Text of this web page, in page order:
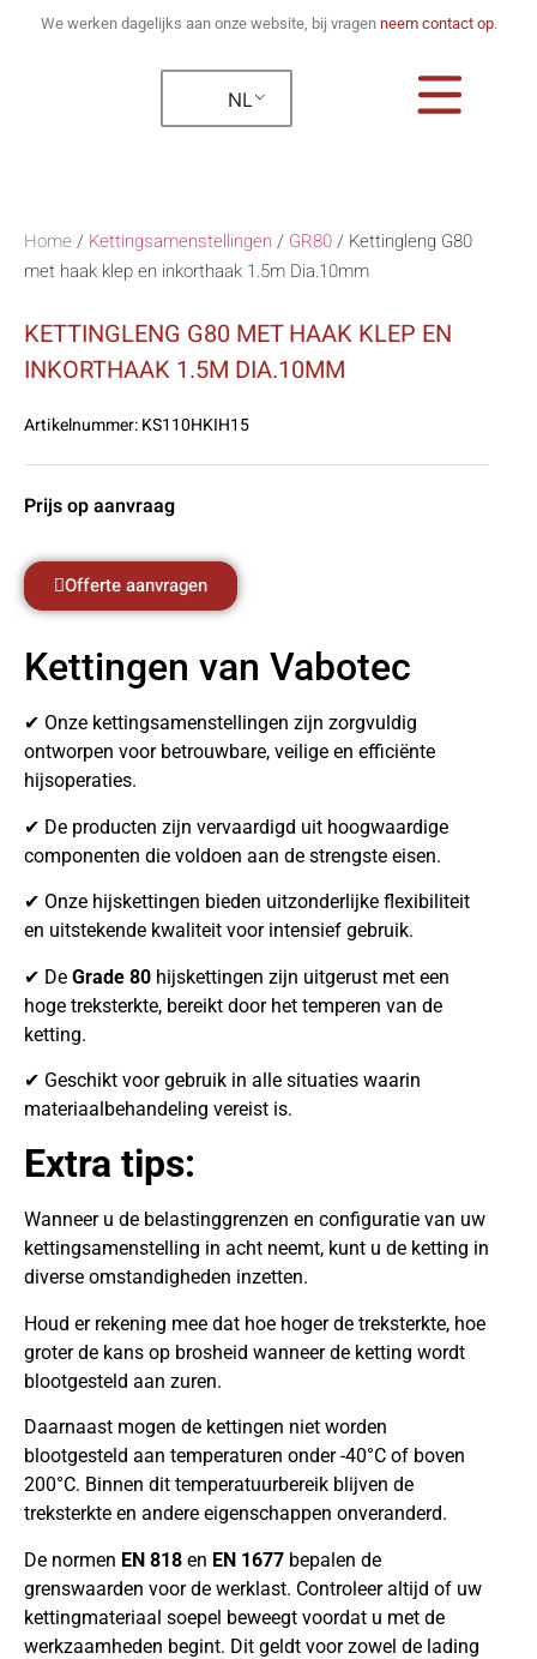
We werken dagelijks aan onze website, bij vragen neem contact op.
NL
Home / Kettingsamenstellingen / GR80/ Kettingleng G80
met haak klep en inkorthaak 1.5m Dia.10mm
KETTINGLENG G80 MET HAAK KLEP EN
INKORTHAAK 1.5M DIA.10MM
Artikelnummer:KS110HKIH15
Prijs op aanvraag
Offerte aanvragen
Kettingen van Vabotec
✔ Onze kettingsamenstellingen zijn zorgvuldig
ontworpen voor betrouwbare, veilige en efficiënte
hijsoperaties.
✔ De producten zijn vervaardigd uit hoogwaardige
componenten die voldoen aan de strengste eisen.
✔ Onze hijskettingen bieden uitzonderlijke flexibiliteit
en uitstekende kwaliteit voor intensief gebruik.
✔ De Grade 80 hijskettingen zijn uitgerust met een
hoge treksterkte, bereikt door het temperen van de
ketting.
✔ Geschikt voor gebruik in alle situaties waarin
materiaalbehandeling vereist is.
Extra tips:
Wanneer u de belastinggrenzen en configuratie van uw
kettingsamenstelling in acht neemt, kunt u de ketting in
diverse omstandigheden inzetten.
Houd er rekening mee dat hoe hoger de treksterkte, hoe
groter de kans op brosheid wanneer de ketting wordt
blootgesteld aan zuren.
Daarnaast mogen de kettingen niet worden
blootgesteld aan temperaturen onder -40°C of boven
200°C. Binnen dit temperatuurbereik blijven de
treksterkte en andere eigenschappen onveranderd.
De normen EN 818 en EN 1677 bepalen de
grenswaarden voor de werklast. Controleer altijd of uw
kettingmateriaal soepel beweegt voordat u met de
werkzaamheden begint. Dit geldt voor zowel de lading